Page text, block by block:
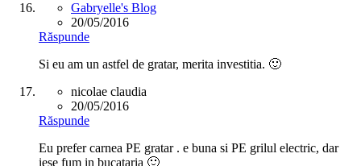
Gabryelle's Blog
20/05/2016
Răspunde
Si eu am un astfel de gratar, merita investitia. 🙂
nicolae claudia
20/05/2016
Răspunde
Eu prefer carnea PE gratar . e buna si PE grilul electric, dar
iese fum in bucataria 🙂